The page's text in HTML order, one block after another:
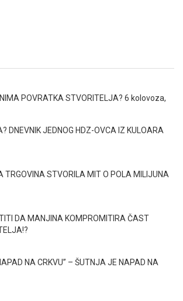
POVRATKA STVORITELJA? 6 kolovoza,
DNEVNIK JEDNOG HDZ-OVCA IZ KULOARA
TRGOVINA STVORILA MIT O POLA MILIJUNA
DA MANJINA KOMPROMITIRA ČAST
NA CRKVU” – ŠUTNJA JE NAPAD NA